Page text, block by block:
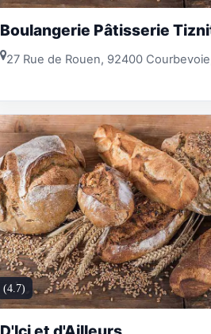
Boulangerie Pâtisserie
27 Rue de Rouen, 92400
(4.7)